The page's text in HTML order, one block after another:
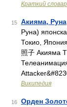
Краткий
15 Акияма, Руна
Руна)
Токио,
照子 Акияма
Википедия
16 Орден